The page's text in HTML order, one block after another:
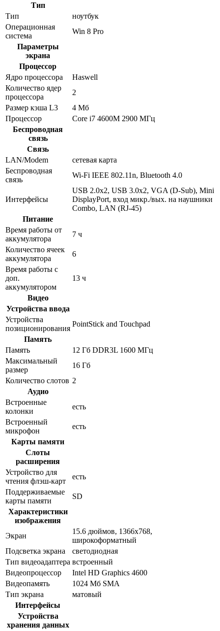
Тип
Тип
ноутбук
Операционная
система
Win 8 Pro
Параметры
экрана
Процессор
Ядро процессора
Haswell
Количество ядер
процессора
2
Размер кэша L3
4 Мб
Процессор
Core i7 4600M 2900 МГц
Беспроводная
связь
Связь
LAN/Modem
сетевая карта
Беспроводная
связь
Wi-Fi IEEE 802.11n, Bluetooth 4.0
Интерфейсы
USB 2.0x2, USB 3.0x2, VGA (D-Sub), Mini
DisplayPort, вход микр./вых. на наушники
Combo, LAN (RJ-45)
Питание
Время работы от
аккумулятора
7 ч
Количество ячеек
аккумулятора
6
Время работы с
доп.
аккумулятором
13 ч
Видео
Устройства ввода
Устройства
позиционирования
PointStick and Touchpad
Память
Память
12 Гб DDR3L 1600 МГц
Максимальный
размер
16 Гб
Количество слотов 2
Аудио
Встроенные
колонки
есть
Встроенный
микрофон
есть
Карты памяти
Слоты
расширения
Устройство для
чтения флэш-карт
есть
Поддерживаемые
карты памяти
SD
Характеристики
изображения
Экран
15.6 дюймов, 1366x768,
широкоформатный
Подсветка экрана
светодиодная
Тип видеоадаптера встроенный
Видеопроцессор
Intel HD Graphics 4600
Видеопамять
1024 Мб SMA
Тип экрана
матовый
Интерфейсы
Устройства
хранения данных